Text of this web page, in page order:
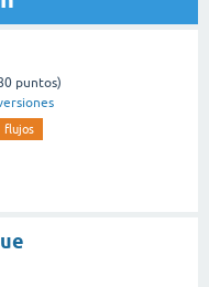
puntos)
flujos